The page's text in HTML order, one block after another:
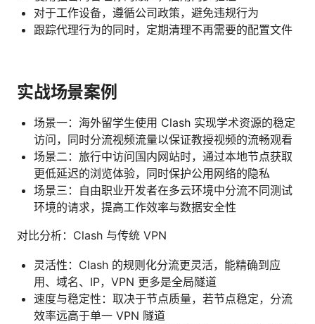
对于工作设备，遵循公司政策，避免违规行为
跟踪代理行为的同时，定期清理不再需要的配置文件
实战场景案例
场景一：海外留学生使用 Clash 实现学术资源的稳定
访问，同时分流视频流量以保证教授视频的流畅观看
场景二：旅行中访问国内网站时，通过本地节点获取
更低延迟的浏览体验，同时保护公用网络的隐私
场景三：自由职业开发者在多云环境中分流不同测试
环境的请求，提高工作效率与数据安全性
对比分析：Clash 与传统 VPN
灵活性：Clash 的规则化分流更灵活，能精确到应
用、域名、IP，VPN 更多是全局隧道
速度与稳定性：取决于节点质量，若节点稳定，分流
效率远高于单一 VPN 隧道